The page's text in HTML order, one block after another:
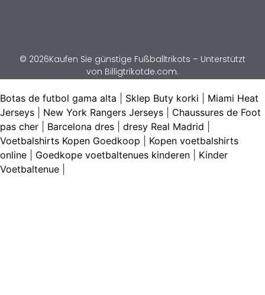
© 2026Kaufen Sie günstige Fußballtrikots – Unterstützt
von Billigtrikotde.com.
Botas de futbol gama alta Sklep Buty korki
Miami Heat
Jerseys
New York Rangers Jerseys
Chaussures de Foot
pas cher
Barcelona dres dresy Real Madrid
Voetbalshirts Kopen Goedkoop
Kopen voetbalshirts
online
Goedkope voetbaltenues kinderen
Kinder
Voetbaltenue